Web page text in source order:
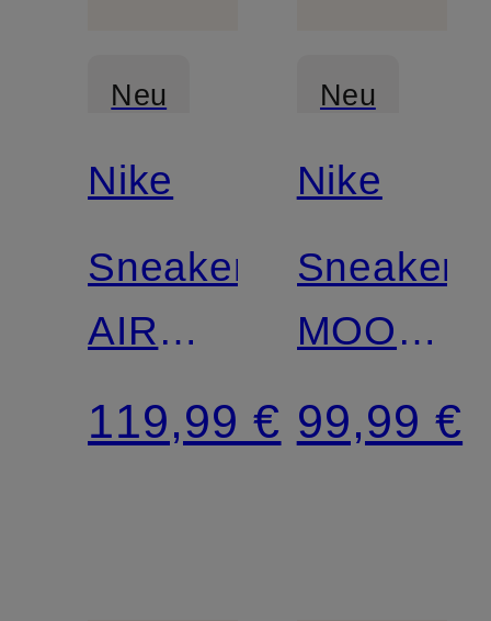
Neu
Nike
Sneaker
AIR
FORCE
1 '07
119,99 €
Neu
Nike
Sneaker
MOON
SHOE
OG
99,99 €